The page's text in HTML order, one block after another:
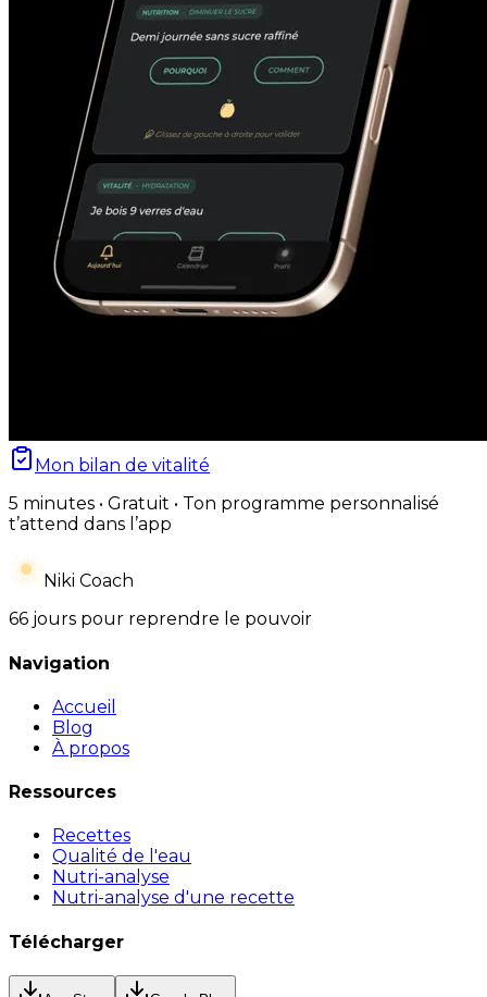
Mon bilan de vitalité
5 minutes • Gratuit • Ton programme personnalisé
t’attend dans l’app
Niki Coach
66 jours pour reprendre le pouvoir
Navigation
Accueil
Blog
À propos
Ressources
Recettes
Qualité de l'eau
Nutri-analyse
Nutri-analyse d'une recette
Télécharger